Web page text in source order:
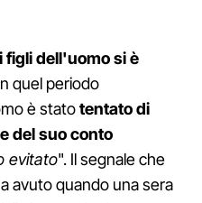
figli dell'uomo si è
quel periodo
è statotentato di
del suo conto
evitato". Il segnale che
avuto quando una sera